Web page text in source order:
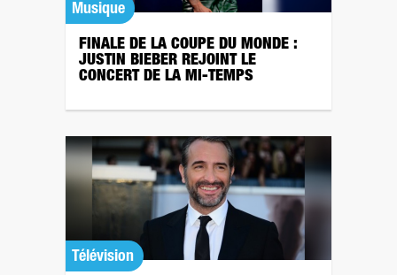
Musique
FINALE DE LA COUPE DU MONDE :
JUSTIN BIEBER REJOINT LE
CONCERT DE LA MI-TEMPS
Télévision